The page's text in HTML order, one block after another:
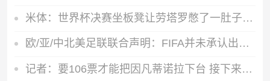
米体：世界杯决赛坐板凳让劳塔罗憋了一肚子火，他现在斗志拉满
欧/亚/中北美足联联合声明：FIFA并未承认出售提案存在根本性错误
记者：要106票才能把因凡蒂诺拉下台 接下来UEFA和FIFA将互相揭短